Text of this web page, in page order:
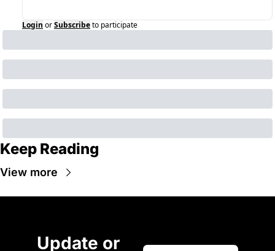
Login orSubscribeto participate
Keep Reading
View more
Update or